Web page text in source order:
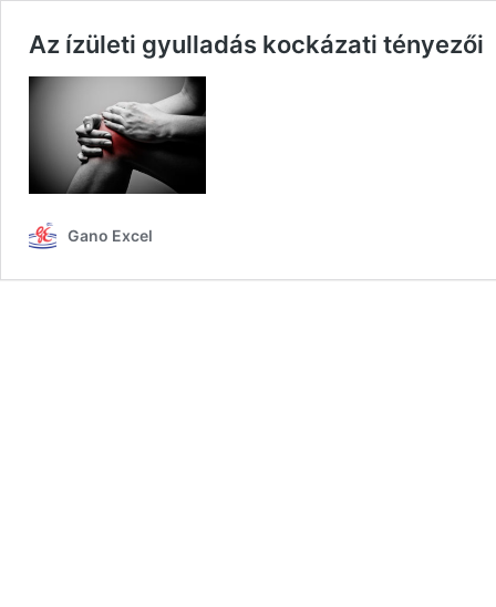
Az ízületi gyulladás kockázati tényezői
Gano Excel